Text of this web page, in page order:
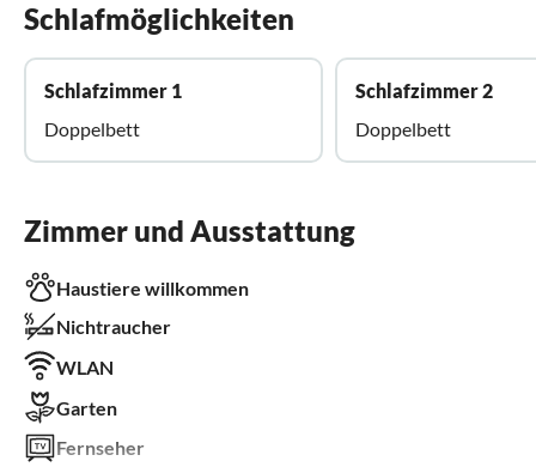
Schlafmöglichkeiten
Schlafzimmer 1
Doppelbett
Schlafzimmer 2
Doppelbett
Zimmer und Ausstattung
Haustiere willkommen
Nichtraucher
WLAN
Garten
Fernseher